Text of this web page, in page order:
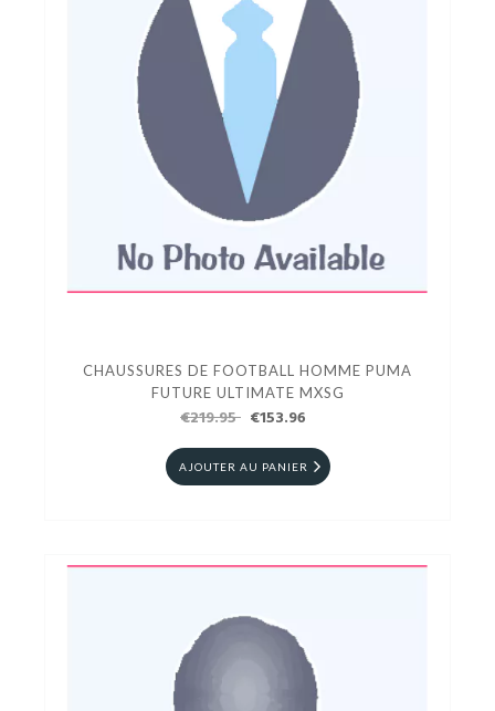
CHAUSSURES DE FOOTBALL HOMME PUMA
FUTURE ULTIMATE MXSG
€219.95 €153.96
AJOUTER AU PANIER